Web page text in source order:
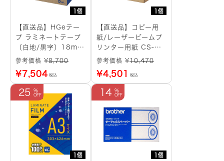
1個
【直送品】HGeテー
プ ラミネートテープ
（白地/黒字）18mm
長さ8m 5本パック
参考価格 ¥8,700
¥7,504 税込
1個
【直送品】コピー用
紙/レーザービームプ
リンター用紙 CS-
068 A4
参考価格 ¥10,470
¥4,501 税込
1個
25
1個
14